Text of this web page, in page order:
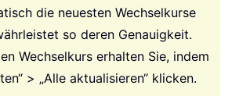
die neuesten Wechselkurse
so deren Genauigkeit.
Wechselkurs erhalten Sie, indem
> „Alle aktualisieren“ klicken.